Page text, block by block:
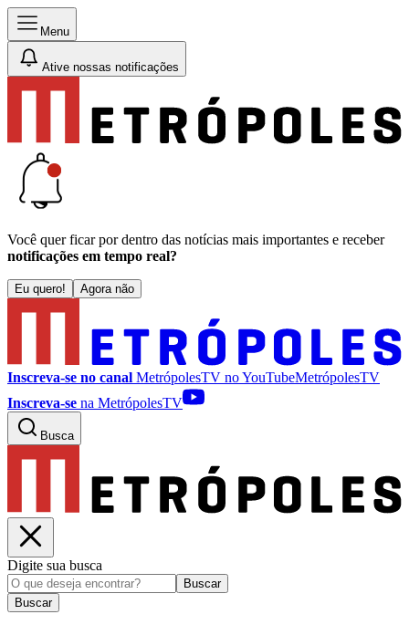
Menu
Ative nossas notificações
Você quer ficar por dentro das notícias mais importantes e receber
notificações em tempo real?
Eu quero! Agora não
Inscreva-se no canal MetrópolesTV noYouTubeMetrópolesTV
Inscreva-se na MetrópolesTV
Busca
Digite sua busca
Buscar
Buscar